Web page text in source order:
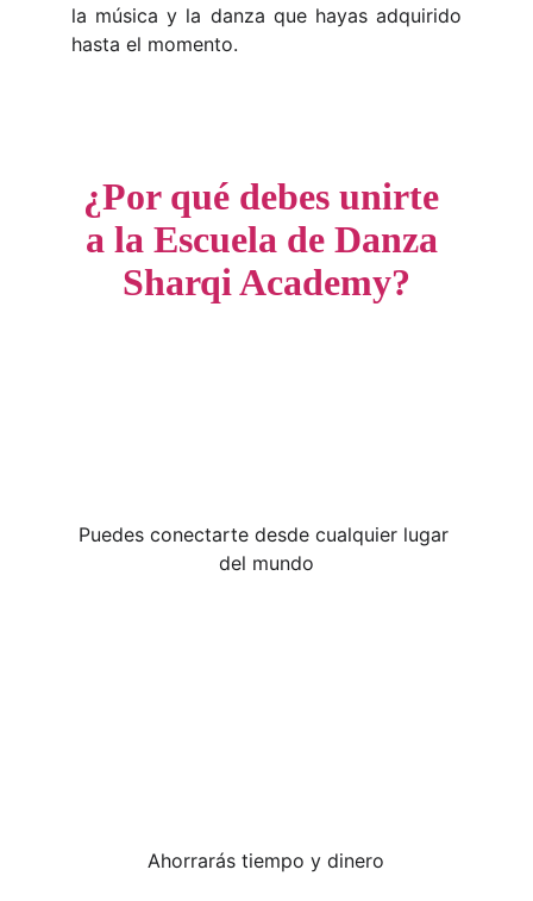
la música y la danza que hayas adquirido
hasta el momento.
¿Por qué debes unirte
a la Escuela de Danza
Sharqi Academy?
Puedes conectarte desde cualquier lugar
del mundo
Ahorrarás tiempo y dinero